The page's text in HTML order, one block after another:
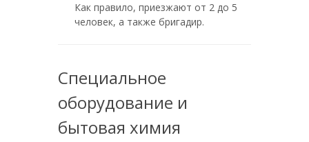
Как правило, приезжают от 2 до 5
человек, а также бригадир.
Специальное
оборудование и
бытовая химия